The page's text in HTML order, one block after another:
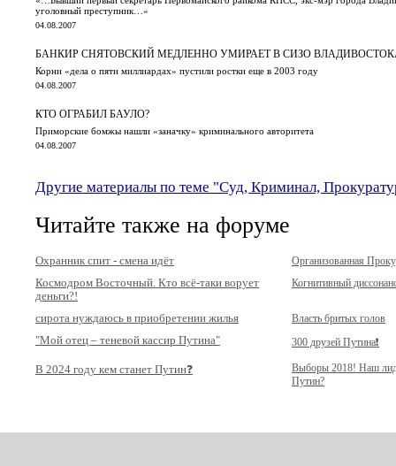
уголовный преступник…»
04.08.2007
БАНКИР СНЯТОВСКИЙ МЕДЛЕННО УМИРАЕТ В СИЗО
Корни «дела о пяти миллиардах» пустили ростки еще в 2003 году
04.08.2007
КТО ОГРАБИЛ БАУЛО?
Приморские бомжы нашли «заначку» криминального авторитета
04.08.2007
Другие материалы по теме "Суд, Криминал,
Читайте также на форуме
Охранник спит - смена идёт
Организованная
Космодром Восточный. Кто всё-таки ворует
деньги?!
Когнитивный
сирота нуждаюсь в приобретении жилья
Власть бритых голов
"Мой отец – теневой кассир Путина"
300 друзей Путина❗️
В 2024 году кем станет Путин❓
Выборы 2018! Наш
Путин?